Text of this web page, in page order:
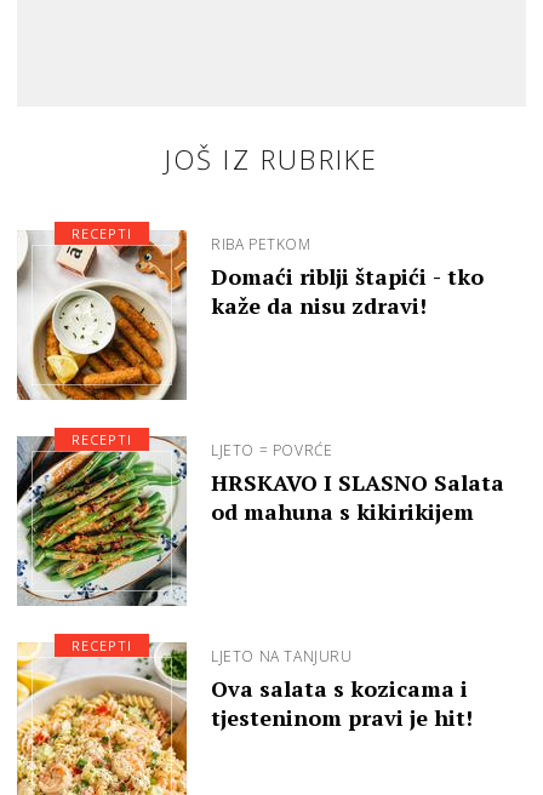
JOŠ IZ RUBRIKE
RIBA PETKOM
Domaći riblji štapići - tko
kaže da nisu zdravi!
RECEPTI
LJETO = POVRĆE
HRSKAVO I SLASNO Salata
od mahuna s kikirikijem
RECEPTI
LJETO NA TANJURU
Ova salata s kozicama i
tjesteninom pravi je hit!
RECEPTI